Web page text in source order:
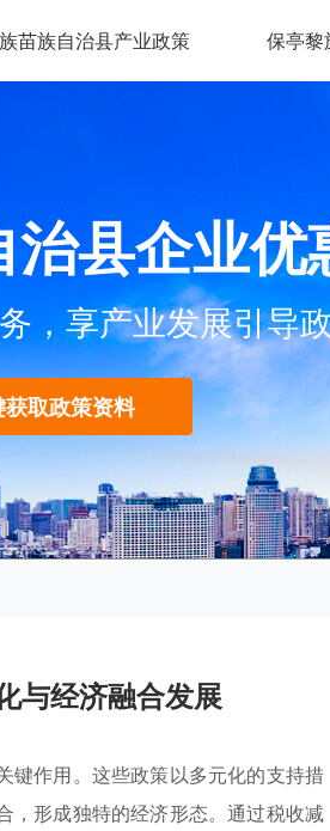
苗族自治县产业政策 保亭黎
县企业优
，享产业发展引导
获取政策资料
与经济融合发展
键作用。这些政策以多元化的支持措
，形成独特的经济形态。通过税收减